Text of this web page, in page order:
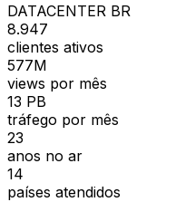
DATACENTER BR
8.947
clientes ativos
577M
views por mês
13 PB
tráfego por mês
23
anos no ar
14
países atendidos